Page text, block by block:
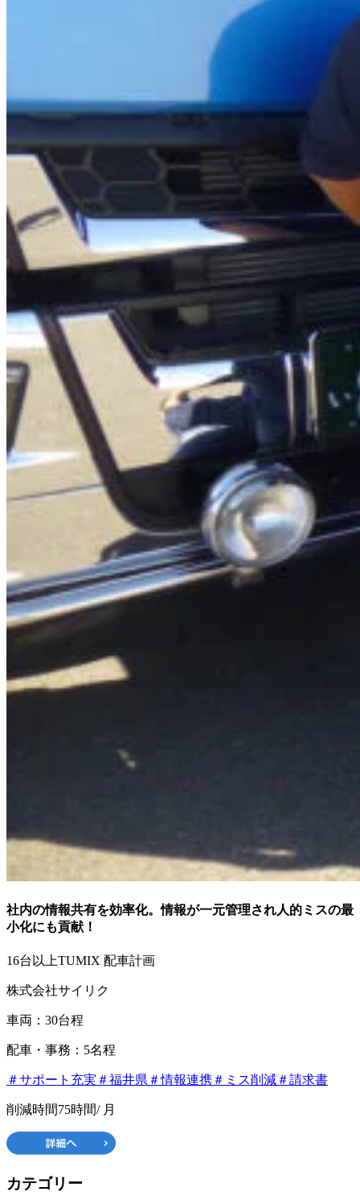
社内の情報共有を効率化。情報が一元管理され人的ミスの最
小化にも貢献！
16台以上TUMIX 配車計画
株式会社サイリク
車両：30台程
配車・事務：5名程
＃サポート充実 ＃福井県 ＃情報連携＃ミス削減＃請求書
削減時間75時間/ 月
カテゴリー